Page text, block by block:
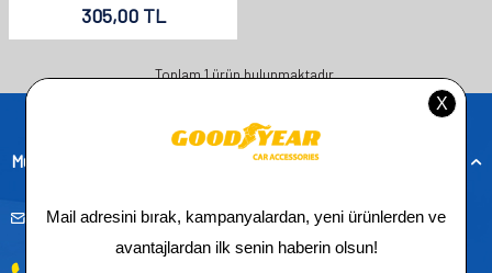
305,00TL
Toplam1ürün bulunmaktadır.
Müşteri Hizmetleri
musteridestek@goodyearotoaksesuar.com.tr